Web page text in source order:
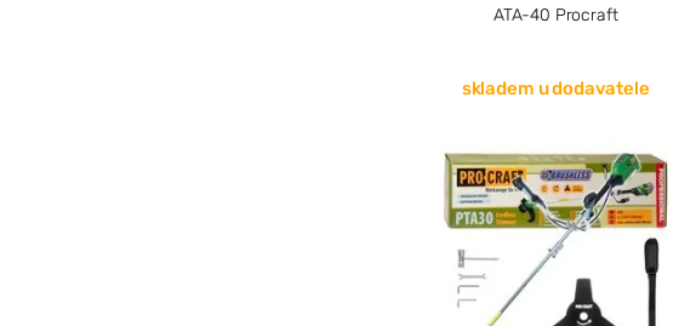
ATA-40 Procraft
skladem u dodavatele